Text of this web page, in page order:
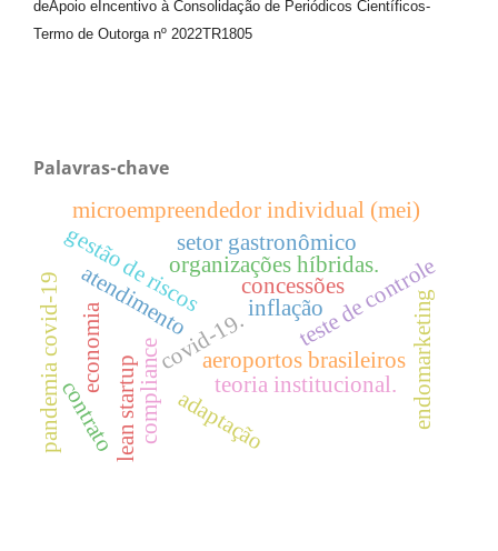
deApoio e Incentivo à Consolidação de Periódicos Científicos-
Termo de Outorga nº 2022TR1805
Palavras-chave
covid-19.
concessões
aeroportos brasileiros
organizações híbridas.
teoria institucional.
teste de controle
gestão de riscos
compliance
lean startup
setor gastronômico
adaptação
atendimento
microempreendedor individual (mei)
economia endomarketing
contrato
pandemia covid-19 inflação